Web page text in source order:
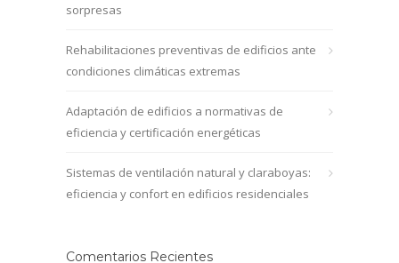
sorpresas
Rehabilitaciones preventivas de edificios ante
condiciones climáticas extremas
Adaptación de edificios a normativas de
eficiencia y certificación energéticas
Sistemas de ventilación natural y claraboyas:
eficiencia y confort en edificios residenciales
Comentarios Recientes